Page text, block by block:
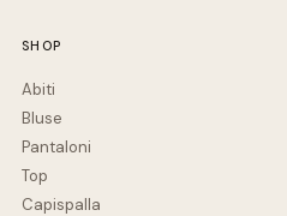
SHOP
Abiti
Bluse
Pantaloni
Top
Capispalla